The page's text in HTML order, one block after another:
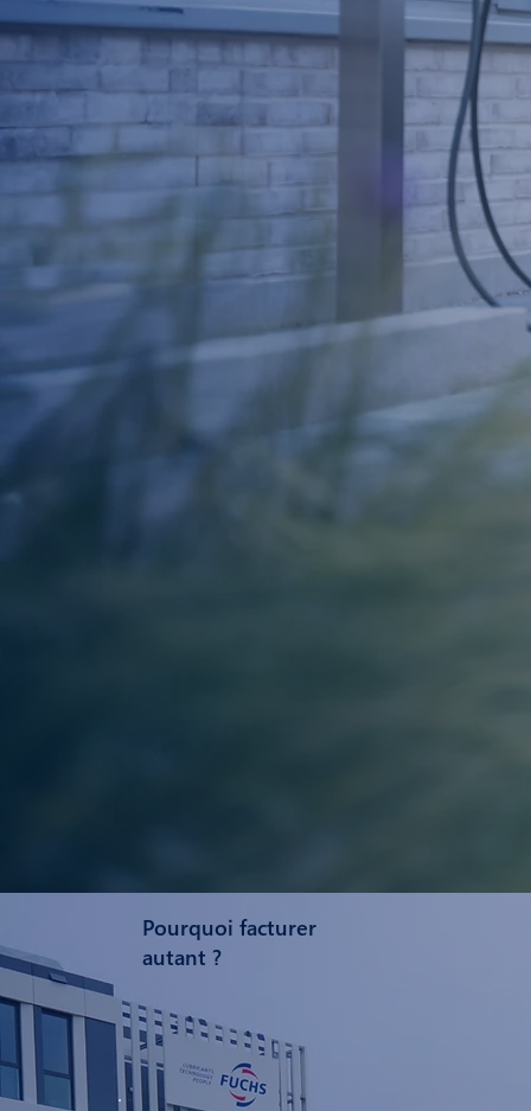
Pourquoi facturer
autant ?